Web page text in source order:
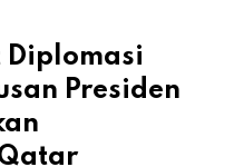
Diplomasi
Presiden